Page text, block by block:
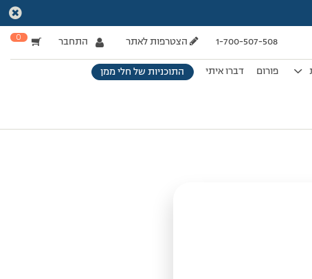
1-700-507-508 הצטרפות לאתר התחבר 0
פורום דברו איתי התוכניות של חלי ממן